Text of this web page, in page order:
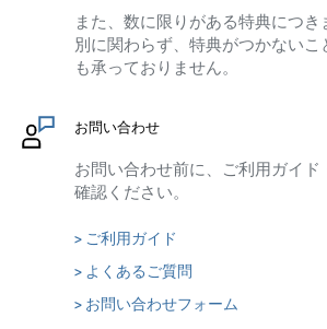
また、数に限りがある特典につ
別に関わらず、特典がつかないこ
も承っておりません。
お問い合わせ
お問い合わせ前に、ご利用ガイ
確認ください。
> ご利用ガイド
> よくあるご質問
> お問い合わせフォーム